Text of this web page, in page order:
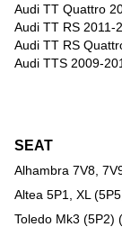
Audi TT Quattro
Audi TT RS 2011-
Audi TT RS
Audi TTS 2009-
SEAT
Alhambra 7V8,
Altea 5P1, XL
Toledo Mk3 (5P2)